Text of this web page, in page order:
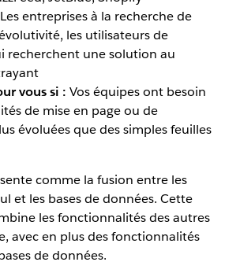
Les entreprises à la recherche de
les utilisateurs de
recherchent une solution au
vous si : Vos équipes ont besoin
de mise en page ou de
évoluées que des simples feuilles
comme la fusion entre les
et les bases de données. Cette
les fonctionnalités des autres
avec en plus des fonctionnalités
de données.